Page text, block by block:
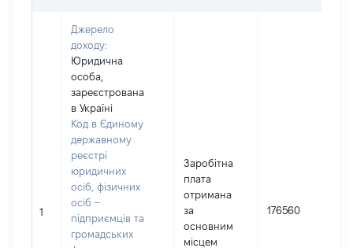
1
Джерело
доходу:
Юридична
особа,
зареєстрована
в Україні
Код в Єдиному
державному
реєстрі
юридичних
осіб, фізичних
осіб –
підприємців та
громадських
Заробітна
плата
отримана
за
основним
місцем
176560